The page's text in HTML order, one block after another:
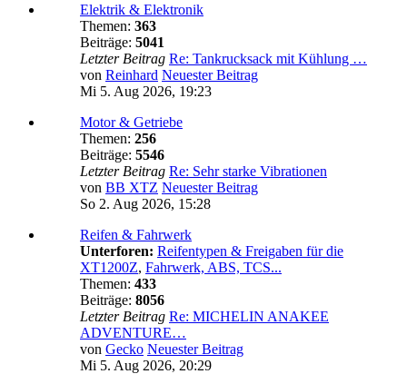
Elektrik & Elektronik
Themen: 363
Beiträge: 5041
Letzter Beitrag Re: Tankrucksack mit Kühlung …
von Reinhard Neuester Beitrag
Mi 5. Aug 2026, 19:23
Motor & Getriebe
Themen: 256
Beiträge: 5546
Letzter Beitrag Re: Sehr starke Vibrationen
von BB XTZ Neuester Beitrag
So 2. Aug 2026, 15:28
Reifen & Fahrwerk
Unterforen: Reifentypen & Freigaben für die
XT1200Z, Fahrwerk, ABS, TCS...
Themen: 433
Beiträge: 8056
Letzter Beitrag Re: MICHELIN ANAKEE
ADVENTURE…
von Gecko Neuester Beitrag
Mi 5. Aug 2026, 20:29